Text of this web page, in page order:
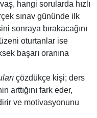
hangi sorularda hızlı
sınav gününde ilk
sonraya bırakacağını
oturtanlar ise
başarı oranına
çözdükçe kişi; ders
arttığını fark eder,
ve motivasyonunu